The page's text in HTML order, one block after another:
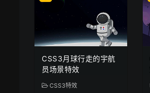
CSS3月球行走的宇航
员场景特效
CSS3特效